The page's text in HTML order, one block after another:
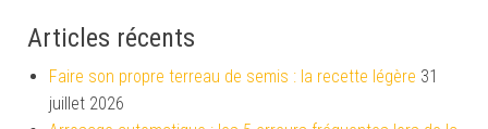
Articles récents
Faire son propre terreau de semis : la recette légère 31
juillet 2026